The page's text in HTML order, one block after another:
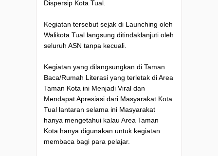
Dispersip Kota Tual.
Kegiatan tersebut sejak di Launching oleh
Walikota Tual langsung ditindaklanjuti oleh
seluruh ASN tanpa kecuali.
Kegiatan yang dilangsungkan di Taman
Baca/Rumah Literasi yang terletak di Area
Taman Kota ini Menjadi Viral dan
Mendapat Apresiasi dari Masyarakat Kota
Tual lantaran selama ini Masyarakat
hanya mengetahui kalau Area Taman
Kota hanya digunakan untuk kegiatan
membaca bagi para pelajar.